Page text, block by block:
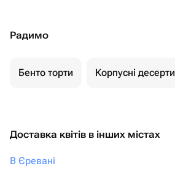
Радимо
Бенто торти Корпусні десерти
Доставка квітів в інших містах
В Єревані